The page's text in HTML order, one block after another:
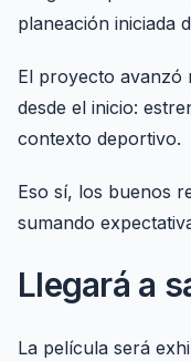
planeación iniciada
El proyecto avanzó
desde el inicio:
contexto deportivo.
Eso sí, los buenos
sumando
Llegará a
La película será